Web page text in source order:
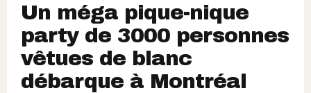
Un méga pique-nique
party de 3000 personnes
vêtues de blanc
débarque à Montréal